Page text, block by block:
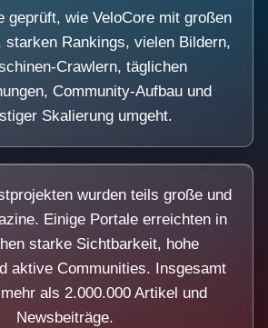
geprüft, wie VeloCore mit großen
starken Rankings, vielen Bildern,
Crawlern, täglichen
Community-Aufbau und
Skalierung umgeht.
wurden teils große und
Einige Portale erreichten in
starke Sichtbarkeit, hohe
aktive Communities. Insgesamt
als 2.000.000 Artikel und
Newsbeiträge.